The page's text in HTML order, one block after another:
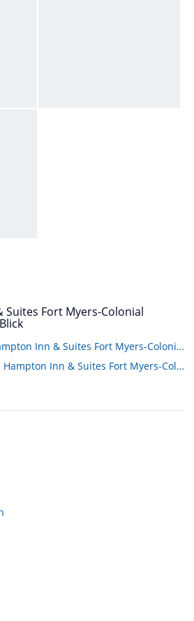
Fort Myers-Colonial
Alle Hotelinfos Hotel Hampton Inn & Suites Fort Myers-Colonial Boulevard
Bewertungen von Hotel Hampton Inn & Suites Fort Myers-Colonial Boulevard